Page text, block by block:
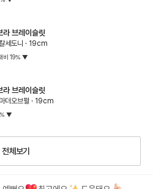
라 브레이슬릿
세도니 · 19cm
비 19% ▼
라 브레이슬릿
더오브펄 · 19cm
% ▼
전체보기